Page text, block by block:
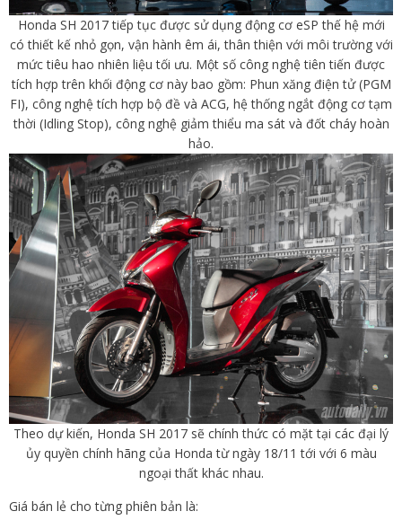
Honda SH 2017 tiếp tục được sử dụng động cơ eSP thế hệ mới
có thiết kế nhỏ gọn, vận hành êm ái, thân thiện với môi trường với
mức tiêu hao nhiên liệu tối ưu. Một số công nghệ tiên tiến được
tích hợp trên khối động cơ này bao gồm: Phun xăng điện tử (PGM
FI), công nghệ tích hợp bộ đề và ACG, hệ thống ngắt động cơ tạm
thời (Idling Stop), công nghệ giảm thiểu ma sát và đốt cháy hoàn
hảo.
Theo dự kiến, Honda SH 2017 sẽ chính thức có mặt tại các đại lý
ủy quyền chính hãng của Honda từ ngày 18/11 tới với 6 màu
ngoại thất khác nhau.
Giá bán lẻ cho từng phiên bản là: